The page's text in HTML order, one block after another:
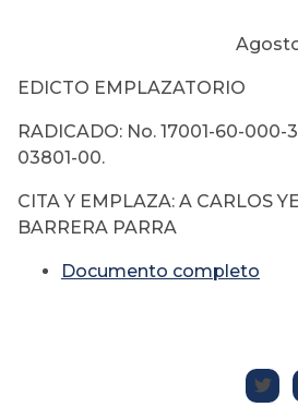
Agosto 27
EDICTO EMPLAZATORIO
RADICADO: No. 17001-60-000-
03801-00.
CITA Y EMPLAZA: A CARLOS
BARRERA PARRA
Documento completo